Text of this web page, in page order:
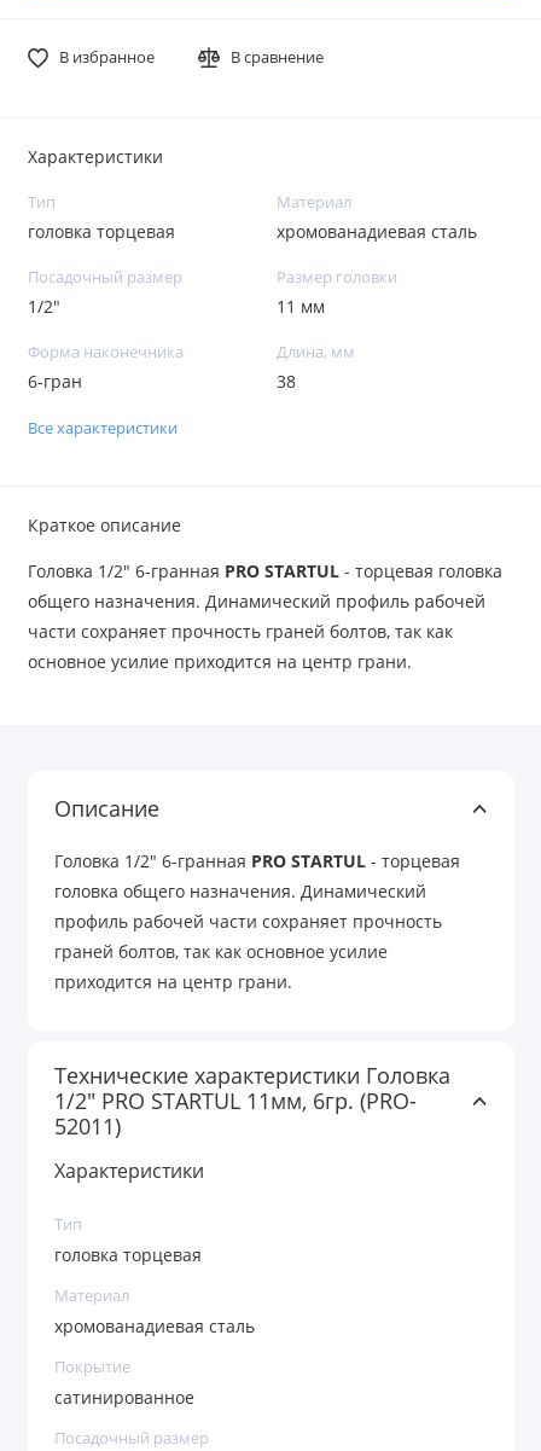
В избранное В сравнение
Характеристики
Тип
головка торцевая
Материал
хромованадиевая сталь
Посадочный размер
1/2"
Размер головки
11 мм
Форма наконечника
6-гран
Длина, мм
38
Все характеристики
Краткое описание
Головка 1/2" 6-гранная PRO STARTUL- торцевая головка
общего назначения. Динамический профиль рабочей
части сохраняет прочность граней болтов, так как
основное усилие приходится на центр грани.
Описание
Головка 1/2" 6-гранная PRO STARTUL - торцевая
головка общего назначения. Динамический
профиль рабочей части сохраняет прочность
граней болтов, так как основное усилие
приходится на центр грани.
Технические характеристики Головка
1/2" PRO STARTUL 11мм, 6гр. (PRO-
52011)
Характеристики
Тип
головка торцевая
Материал
хромованадиевая сталь
Покрытие
сатинированное
Посадочный размер